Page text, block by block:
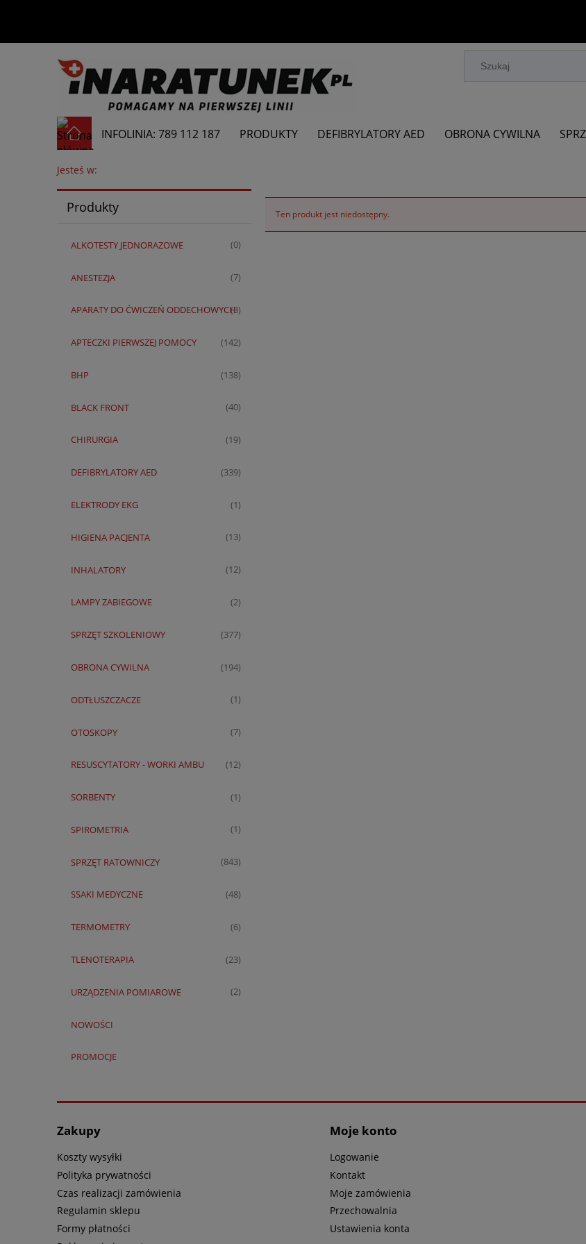
INFOLINIA: 789 112 187 PRODUKTY DEFIBRYLATORY AED OBRONA CYWILNA
Jesteś w:
Produkty
ALKOTESTY JEDNORAZOWE (0)
ANESTEZJA (7)
APARATY DO ĆWICZEŃ ODDECHOWYCH(3)
APTECZKI PIERWSZEJ POMOCY (142)
BHP (138)
BLACK FRONT (40)
CHIRURGIA (19)
DEFIBRYLATORY AED (339)
ELEKTRODY EKG (1)
HIGIENA PACJENTA (13)
INHALATORY (12)
LAMPY ZABIEGOWE (2)
SPRZĘT SZKOLENIOWY (377)
OBRONA CYWILNA (194)
ODTŁUSZCZACZE (1)
OTOSKOPY (7)
RESUSCYTATORY - WORKI AMBU (12)
SORBENTY (1)
SPIROMETRIA (1)
SPRZĘT RATOWNICZY (843)
SSAKI MEDYCZNE (48)
TERMOMETRY (6)
TLENOTERAPIA (23)
URZĄDZENIA POMIAROWE (2)
NOWOŚCI
PROMOCJE
Ten produkt jest niedostępny.
Zakupy
Koszty wysyłki
Polityka prywatności
Czas realizacji zamówienia
Regulamin sklepu
Formy płatności
Moje konto
Logowanie
Kontakt
Moje zamówienia
Przechowalnia
Ustawienia konta